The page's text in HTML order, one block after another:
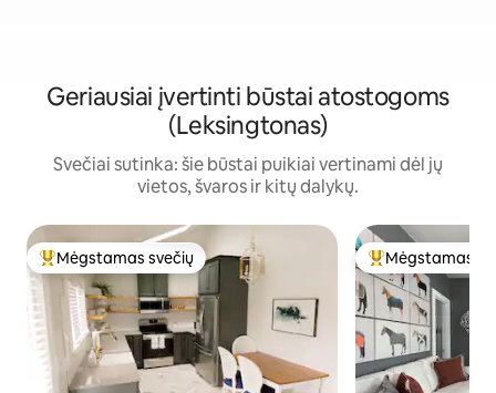
Geriausiai įvertinti būstai atostogoms
(Leksingtonas)
Svečiai sutinka: šie būstai puikiai vertinami dėl jų
vietos, švaros ir kitų dalykų.
Svečių mėgstamiausias
Mėgstamas svečių Svečių
Mėgstamas